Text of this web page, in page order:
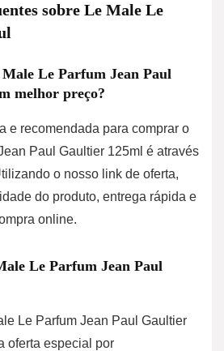
sobre Le Male Le
Le Parfum Jean Paul
melhor preço?
e recomendada para comprar o
Paul Gaultier 125ml é através
o nosso link de oferta,
do produto, entrega rápida e
online.
Le Parfum Jean Paul
Le Parfum Jean Paul Gaultier
oferta especial por